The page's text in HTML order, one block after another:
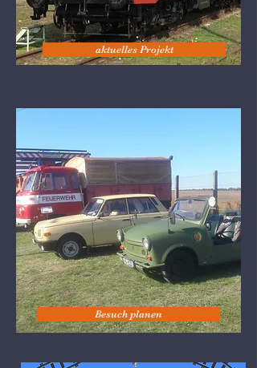
aktuelles Projekt
Besuch planen